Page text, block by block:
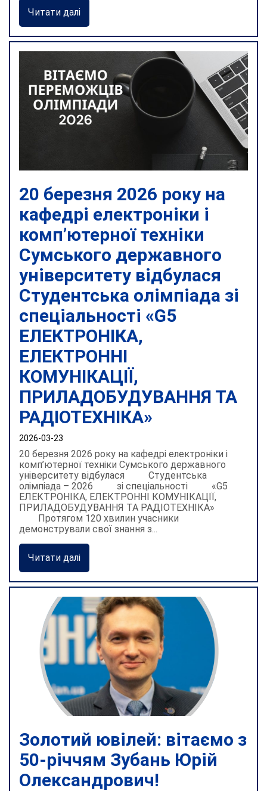
Читати далі
20 березня 2026 року на
кафедрі електроніки і
комп’ютерної техніки
Сумського державного
університету відбулася
Студентська олімпіада зі
спеціальності «G5
ЕЛЕКТРОНІКА,
ЕЛЕКТРОННІ
КОМУНІКАЦІЇ,
ПРИЛАДОБУДУВАННЯ ТА
РАДІОТЕХНІКА»
2026-03-23
20 березня 2026 року на кафедрі електроніки і
комп’ютерної техніки Сумського державного
університету відбулася Студентська
олімпіада – 2026 зі спеціальності «G5
ЕЛЕКТРОНІКА, ЕЛЕКТРОННІ КОМУНІКАЦІЇ,
ПРИЛАДОБУДУВАННЯ ТА РАДІОТЕХНІКА»
Протягом 120 хвилин учасники
демонстрували свої знання з...
Читати далі
Золотий ювілей: вітаємо з
50-річчям Зубань Юрій
Олександрович!